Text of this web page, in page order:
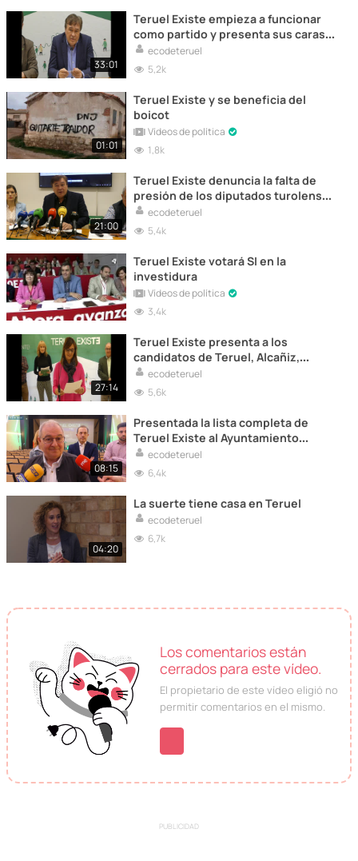
Los comentarios están
cerrados para este vídeo.
El propietario de este vídeo eligió no
permitir comentarios en el mismo.
33:01
Teruel Existe empieza a funcionar
como partido y presenta sus caras
nuevas
ecodeteruel
5,2k
01:01
Teruel Existe y se beneficia del
boicot
Vídeos de política
1,8k
21:00
Teruel Existe denuncia la falta de
presión de los diputados turolenses
en el Congreso ante la pérdida de
ayudas para los autónomos
ecodeteruel
5,4k
Teruel Existe votará SI en la
investidura
Vídeos de política
3,4k
27:14
Teruel Existe presenta a los
candidatos de Teruel, Alcañiz,
Valdeltormo, Castellote, Utrillas,
Alcaine y San Martín del Río
ecodeteruel
5,6k
08:15
Presentada la lista completa de
Teruel Existe al Ayuntamiento
turolense .Declaraciones del
numero uno, Enrique Marín
ecodeteruel
6,4k
04:20
La suerte tiene casa en Teruel
ecodeteruel
6,7k
PUBLICIDAD